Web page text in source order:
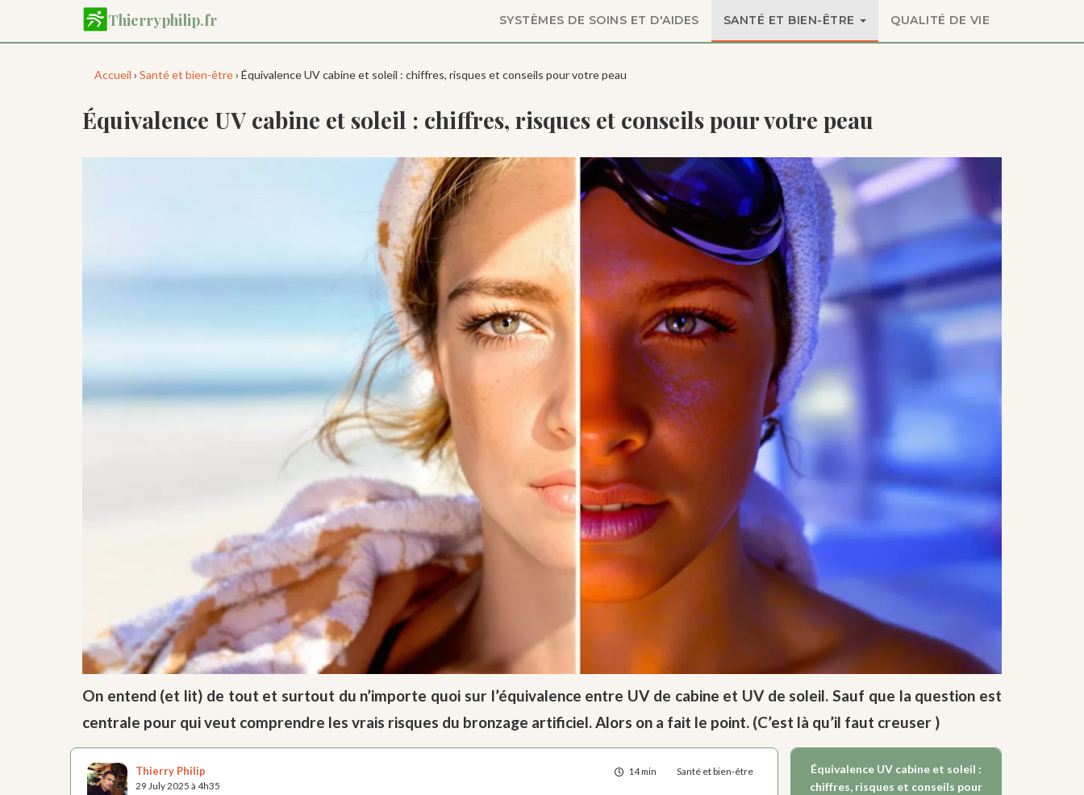
contenu
Thierryphilip.fr SYSTÈMES DE SOINS ET D'AIDES SANTÉ ET BIEN-ÊTRE QUALITÉ DE VIE
Accueil › Santé et bien-être› Équivalence UV cabine et soleil : chiffres, risques et conseils pour votre peau
Équivalence UV cabine et soleil : chiffres, risques et conseils pour votre peau
On entend (et lit) de tout et surtout du n’importe quoi sur l’équivalence entre UV de cabine et UV de soleil. Sauf que la question est
centrale pour qui veut comprendre les vrais risques du bronzage artificiel. Alors on a fait le point. (C’est là qu’il faut creuser )
14 min Santé et bien-être
Thierry Philip
29 July 2025 à 4h35
Équivalence UV cabine et soleil :
chiffres, risques et conseils pour